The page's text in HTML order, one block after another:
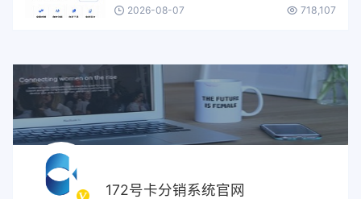
2026-08-07 718,107
172号卡分销系统官网